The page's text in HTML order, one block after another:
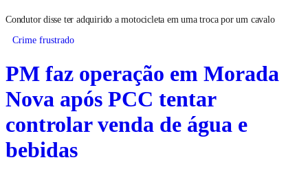
Condutor disse ter adquirido a motocicleta em uma troca por um cavalo
Crime frustrado
PM faz operação em Morada
Nova após PCC tentar
controlar venda de água e
bebidas